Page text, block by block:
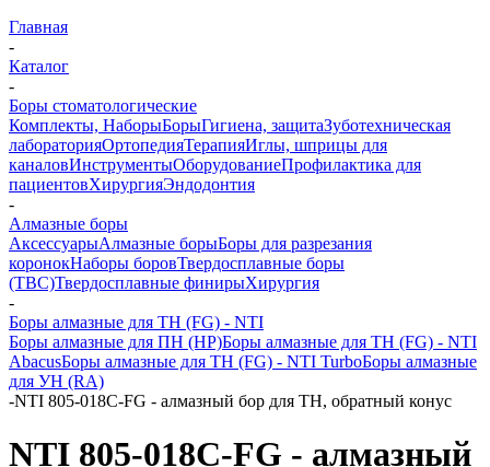
Главная
-
Каталог
-
Боры стоматологические
Комплекты, НаборыБорыГигиена, защитаЗуботехническая
лабораторияОртопедияТерапияИглы, шприцы для
каналовИнструментыОборудованиеПрофилактика для
пациентовХирургияЭндодонтия
-
Алмазные боры
АксессуарыАлмазные борыБоры для разрезания
коронокНаборы боровТвердосплавные боры
(ТВС)Твердосплавные финирыХирургия
-
Боры алмазные для ТН (FG) - NTI
Боры алмазные для ПН (HP)Боры алмазные для ТН (FG) - NTI
AbacusБоры алмазные для ТН (FG) - NTI TurboБоры алмазные
для УН (RA)
-NTI 805-018C-FG - алмазный бор для ТН, обратный конус
NTI 805-018C-FG - алмазный